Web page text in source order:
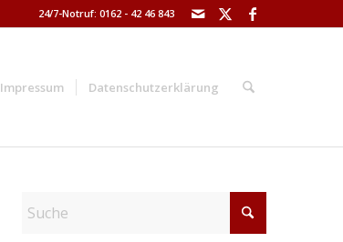
24/7-Notruf: 0162 - 42 46 843
Impressum Datenschutzerklärung